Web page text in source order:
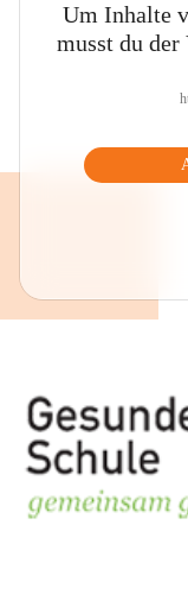
Um Inhalte
musst du der